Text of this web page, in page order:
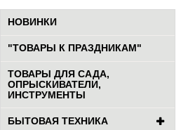
НОВИНКИ
"ТОВАРЫ К ПРАЗДНИКАМ"
ТОВАРЫ ДЛЯ САДА,
ОПРЫСКИВАТЕЛИ,
ИНСТРУМЕНТЫ
БЫТОВАЯ ТЕХНИКА